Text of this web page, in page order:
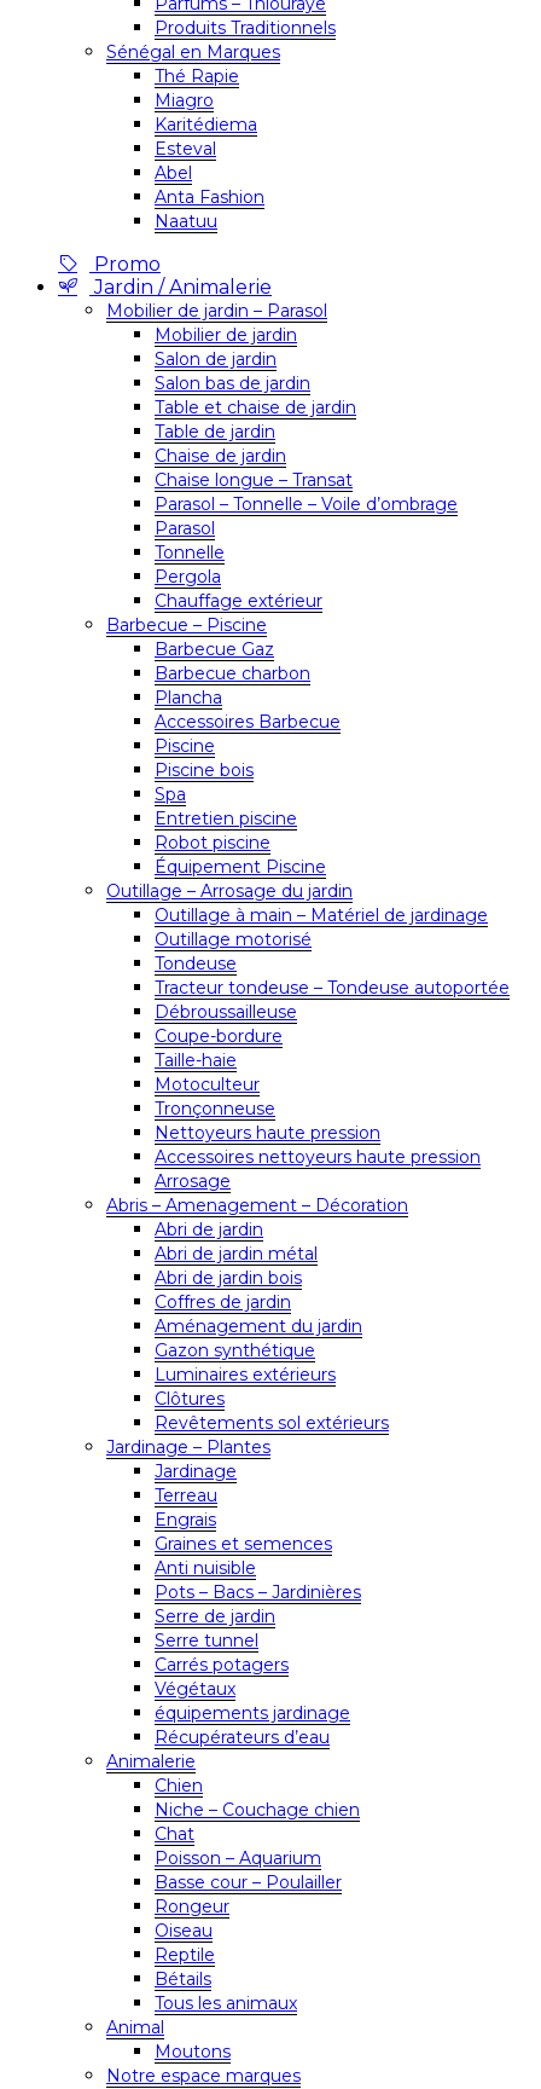
Produits Traditionnels
Sénégal en Marques
Thé Rapie
Miagro
Karitédiema
Esteval
Abel
Anta Fashion
Naatuu
Promo
Jardin / Animalerie
Mobilier de jardin – Parasol
Mobilier de jardin
Salon de jardin
Salon bas de jardin
Table et chaise de jardin
Table de jardin
Chaise de jardin
Chaise longue – Transat
Parasol – Tonnelle – Voile d’ombrage
Parasol
Tonnelle
Pergola
Chauffage extérieur
Barbecue – Piscine
Barbecue Gaz
Barbecue charbon
Plancha
Accessoires Barbecue
Piscine
Piscine bois
Spa
Entretien piscine
Robot piscine
Équipement Piscine
Outillage – Arrosage du jardin
Outillage à main – Matériel de jardinage
Outillage motorisé
Tondeuse
Tracteur tondeuse – Tondeuse autoportée
Débroussailleuse
Coupe-bordure
Taille-haie
Motoculteur
Tronçonneuse
Nettoyeurs haute pression
Accessoires nettoyeurs haute pression
Arrosage
Abris – Amenagement – Décoration
Abri de jardin
Abri de jardin métal
Abri de jardin bois
Coffres de jardin
Aménagement du jardin
Gazon synthétique
Luminaires extérieurs
Clôtures
Revêtements sol extérieurs
Jardinage – Plantes
Jardinage
Terreau
Engrais
Graines et semences
Anti nuisible
Pots – Bacs – Jardinières
Serre de jardin
Serre tunnel
Carrés potagers
Végétaux
équipements jardinage
Récupérateurs d’eau
Animalerie
Chien
Niche – Couchage chien
Chat
Poisson – Aquarium
Basse cour – Poulailler
Rongeur
Oiseau
Reptile
Bétails
Tous les animaux
Animal
Moutons
Notre espace marques